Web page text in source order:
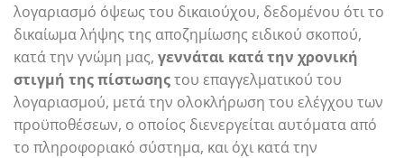
λογαριασμό όψεως του δικαιούχου, δεδομένου ότι το
δικαίωμα λήψης της αποζημίωσης ειδικού σκοπού,
κατά την γνώμη μας, γεννάται κατά την χρονική
στιγμή της πίστωσηςτου επαγγελματικού του
λογαριασμού, μετά την ολοκλήρωση του ελέγχου των
προϋποθέσεων, ο οποίος διενεργείται αυτόματα από
το πληροφοριακό σύστημα, και όχι κατά την